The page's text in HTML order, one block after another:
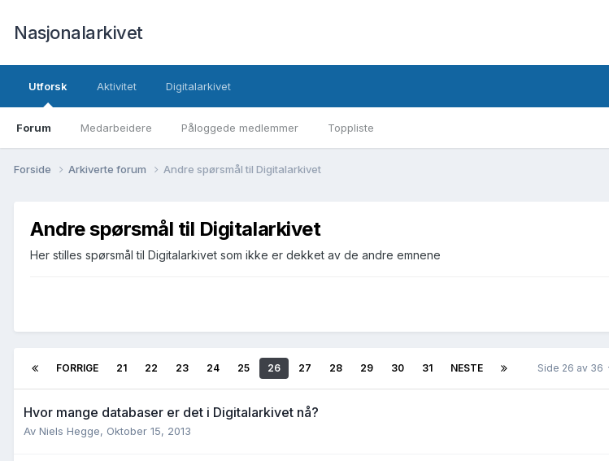
Nasjonalarkivet
Utforsk
Forum Medarbeidere Påloggede medlemmer Toppliste
Aktivitet Digitalarkivet
Forside Arkiverte forum Andre spørsmål til Digitalarkivet
Andre spørsmål til Digitalarkivet
Her stilles spørsmål til Digitalarkivet som ikke er dekket av de andre emnene
FORRIGE 21 22 23 24 25 26 27 28 29 30 31 NESTE Side 26 av 36
Hvor mange databaser er det i Digitalarkivet nå?
Av Niels Hegge, Oktober 15, 2013